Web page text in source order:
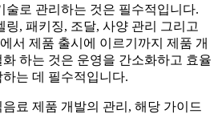
술로 관리하는 것은 필수적입니다.
링, 패키징, 조달, 사양 관리 그리고
서 제품 출시에 이르기까지 제품 개
하는 것은 운영을 간소화하고 효율
는 데 필수적입니다.
료 제품 개발의 관리, 해당 가이드